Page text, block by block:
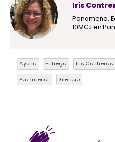
Iris
Panameña,
10MCJ en
Ayuno Entrega Iris Contreras
Paz Interior Silencio